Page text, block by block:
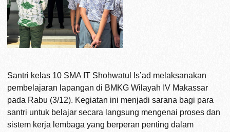
Santri kelas 10 SMA IT Shohwatul Is’ad melaksanakan
pembelajaran lapangan di BMKG Wilayah IV Makassar
pada Rabu (3/12). Kegiatan ini menjadi sarana bagi para
santri untuk belajar secara langsung mengenai proses dan
sistem kerja lembaga yang berperan penting dalam